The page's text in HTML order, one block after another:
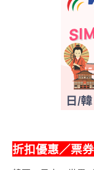
折扣優惠／票